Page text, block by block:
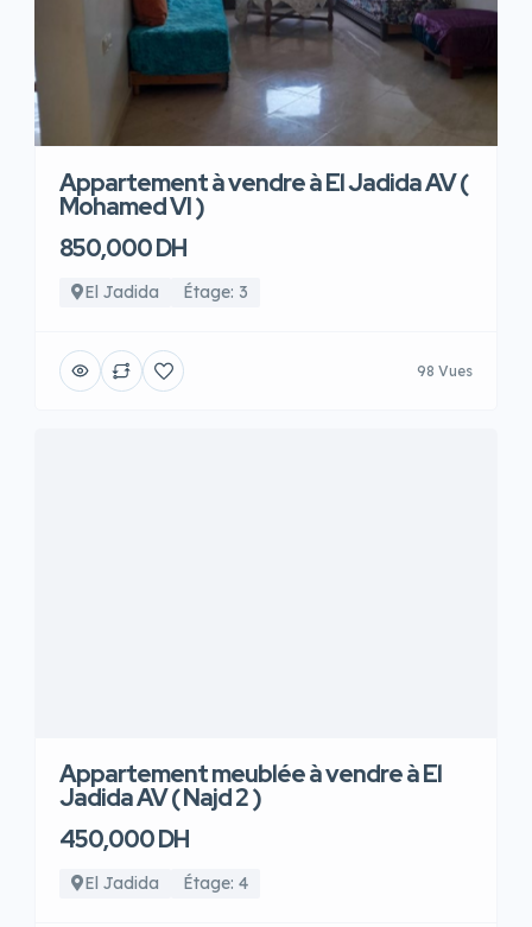
Appartement à vendre à El Jadida AV (
Mohamed VI )
850,000 DH
El Jadida Étage: 3
98 Vues
Appartement meublée à vendre à El
Jadida AV ( Najd 2 )
450,000 DH
El Jadida Étage: 4